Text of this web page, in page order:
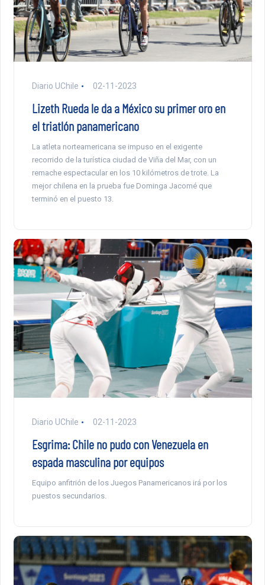
Diario UChile 02-11-2023
Lizeth Rueda le da a México su primer oro en
el triatlón panamericano
La atleta norteamericana se impuso en el exigente
recorrido de la turística ciudad de Viña del Mar, con un
remache espectacular en los 10 kilómetros de trote. La
mejor chilena en la prueba fue Dominga Jacomé que
terminó en el puesto 13.
Diario UChile 02-11-2023
Esgrima: Chile no pudo con Venezuela en
espada masculina por equipos
Equipo anfitrión de los Juegos Panamericanos irá por los
puestos secundarios.